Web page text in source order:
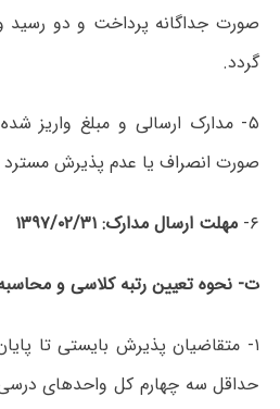
صورت جداگانه پرداخت و دو رسید
گردد.
۵- مدارک ارسالی و مبلغ واریز
صورت انصراف یا عدم پذیرش
۶- مهلت ارسال مدارک: ۱۳۹۷/۰۲/۳۱
ت- نحوه تعیین رتبه کلاسی و محاسبه ۲۰٪
۱- متقاضیان پذیرش بایستی تا
حداقل سه چهارم کل واحدهای